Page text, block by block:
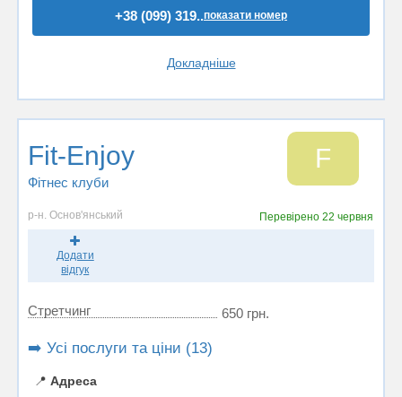
+38 (099) 319..показати номер
Докладніше
Fit-Enjoy
Фітнес клуби
F
р-н. Основ'янський Перевірено22 червня
Додати
відгук
Стретчинг 650 грн.
➡️ Усі послуги та ціни (13)
📍 Адреса